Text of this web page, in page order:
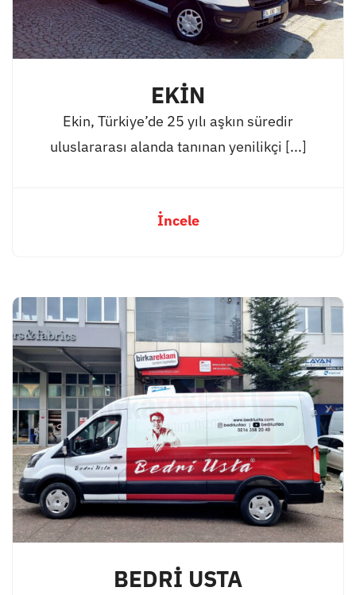
EKİN
Ekin, Türkiye’de 25 yılı aşkın süredir
uluslararası alanda tanınan yenilikçi [...]
İncele
BEDRİ USTA